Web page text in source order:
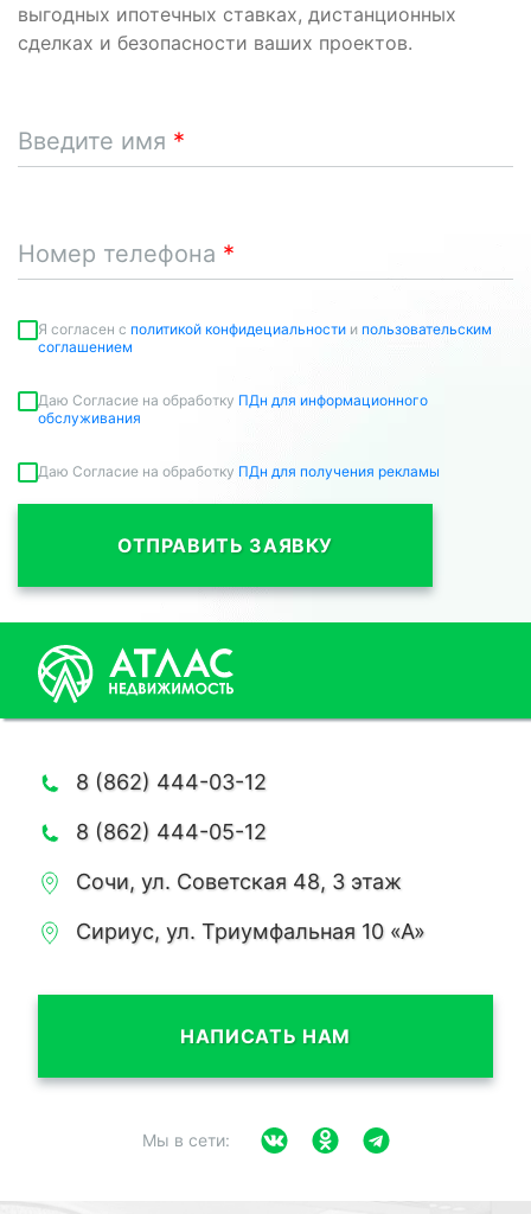
выгодных ипотечных ставках, дистанционных
сделках и безопасности ваших проектов.
Введите имя
Номер телефона
Я согласен c политикой конфидециальности и пользовательским
соглашением
Даю Согласие на обработку ПДн для информационного
обслуживания
Даю Согласие на обработку ПДн для получения рекламы
ОТПРАВИТЬ ЗАЯВКУ
8 (862) 444-03-12
8 (862) 444-05-12
Сочи, ул. Советская 48, 3 этаж
Сириус, ул. Триумфальная 10 «А»
НАПИСАТЬ НАМ
Мы в сети: